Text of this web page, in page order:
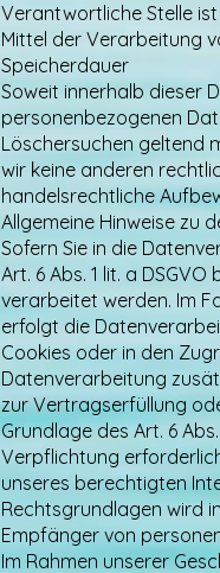
Verantwortliche Stelle
Mittel der Verarbeitung
Speicherdauer
Soweit innerhalb dieser
personenbezogenen
Löschersuchen geltend
wir keine anderen
handelsrechtliche
Allgemeine Hinweise zu
Sofern Sie in die
Art. 6 Abs. 1 lit. a
verarbeitet werden. Im
erfolgt die
Cookies oder in den
Datenverarbeitung
zur Vertragserfüllung
Grundlage des Art. 6
Verpflichtung
unseres berechtigten
Rechtsgrundlagen wird
Empfänger von
Im Rahmen unserer